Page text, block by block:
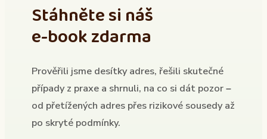
Stáhněte si náš
e-book zdarma
Prověřili jsme desítky adres, řešili skutečné
případy z praxe a shrnuli, na co si dát pozor –
od přetížených adres přes rizikové sousedy až
po skryté podmínky.